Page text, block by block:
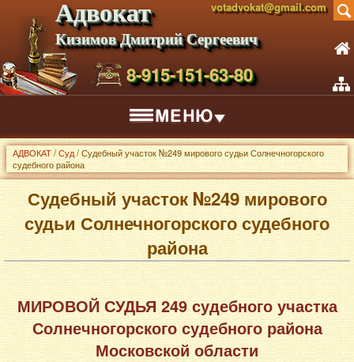
Адвокат
Кизимов Дмитрий Сергеевич
8-915-151-63-80
votadvokat@gmail.com
АДВОКАТ/Суд/ Судебный участок №249 мирового судьи Солнечногорского
судебного района
Судебный участок №249 мирового
судьи Солнечногорского судебного
района
МИРОВОЙ СУДЬЯ 249 судебного участка
Солнечногорского судебного района
Московской области